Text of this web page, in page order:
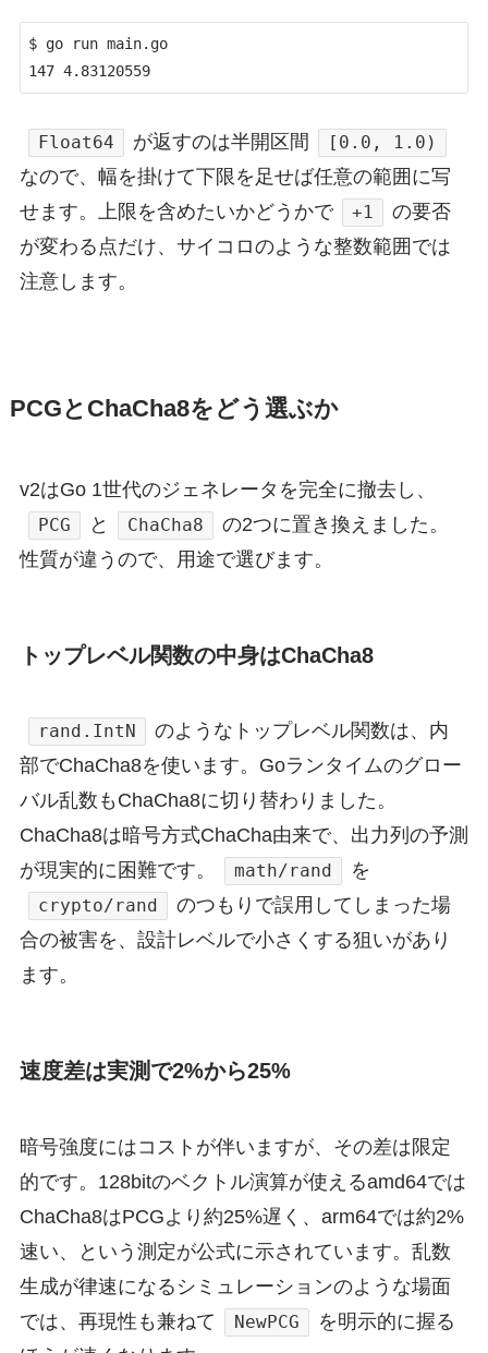
$ go run main.go
147 4.83120559
Float64 が返すのは半開区間 [0.0, 1.0)
なので、幅を掛けて下限を足せば任意の範囲に写
せます。上限を含めたいかどうかで
+1
の要否
が変わる点だけ、サイコロのような整数範囲では
注意します。
PCGとChaCha8をどう選ぶか
v2はGo 1世代のジェネレータを完全に撤去し、
PCG と ChaCha8
の2つに置き換えました。
性質が違うので、用途で選びます。
トップレベル関数の中身はChaCha8
rand.IntN
のようなトップレベル関数は、内
部でChaCha8を使います。Goランタイムのグロー
バル乱数もChaCha8に切り替わりました。
ChaCha8は暗号方式ChaCha由来で、出力列の予測
が現実的に困難です。
math/rand を
crypto/rand
のつもりで誤用してしまった場
合の被害を、設計レベルで小さくする狙いがあり
ます。
速度差は実測で2%から25%
暗号強度にはコストが伴いますが、その差は限定
的です。128bitのベクトル演算が使えるamd64では
ChaCha8はPCGより約25%遅く、arm64では約2%
速い、という測定が公式に示されています。乱数
生成が律速になるシミュレーションのような場面
では、再現性も兼ねて
NewPCG
を明示的に握る